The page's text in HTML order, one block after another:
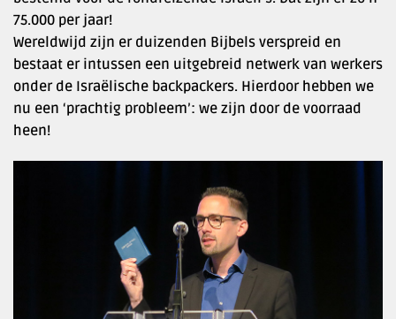
75.000 per jaar!
Wereldwijd zijn er duizenden Bijbels verspreid en
bestaat er intussen een uitgebreid netwerk van werkers
onder de Israëlische backpackers. Hierdoor hebben we
nu een ‘prachtig probleem’: we zijn door de voorraad
heen!